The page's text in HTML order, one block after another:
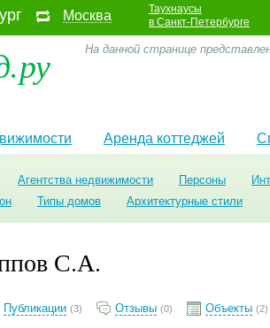
Москва
Таухнаусы
в Санкт-Петербурге
На данной странице
Аренда коттеджей
Агентства недвижимости Персоны
Типы домов Архитектурные стили
С.А.
Публикации (3) Отзывы (0) Объекты (2)